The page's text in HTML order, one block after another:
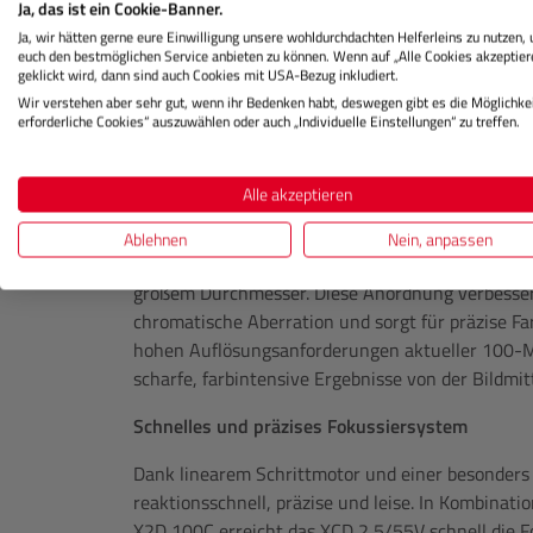
damit eine natürliche Sichtweise, die dem
Kombination mit der großen Blendenöffnung
dokumentarische Fotografie, Porträts in ganzer
Alltagsaufnahmen. Die Blendenlamellen des
typischen achtzackigen Sterneneffekt von
Exzellente Abbildungsleistung mit präziser Optik
Die optische Konstruktion umfasst neun
asphärische Linsen, ein ED-Element sowie ein
großem Durchmesser. Diese Anordnung
chromatische Aberration und sorgt für präzise
hohen Auflösungsanforderungen aktueller 100-
scharfe, farbintensive Ergebnisse von der
Schnelles und präzises Fokussiersystem
Dank linearem Schrittmotor und einer
reaktionsschnell, präzise und leise. In
Ja, das ist ein Cookie-Banner.
Ja, wir hätten gerne eure Einwilligung unsere wohldurchdachten Helferleins zu nutzen,
euch den bestmöglichen Service anbieten zu können. Wenn auf „Alle Cookies
geklickt wird, dann sind auch Cookies mit USA-Bezug inkludiert.
Wir verstehen aber sehr gut, wenn ihr Bedenken habt, deswegen gibt es die
erforderliche Cookies“ auszuwählen oder auch „Individuelle Einstellungen“ zu treffen.
Alle akzeptieren
Ablehnen
Nein, anpassen